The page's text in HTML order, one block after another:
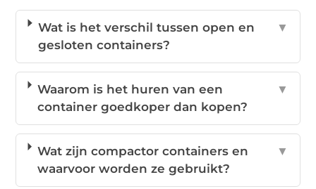
Wat is het verschil tussen open en
gesloten containers?
▼
Waarom is het huren van een
container goedkoper dan kopen?
▼
Wat zijn compactor containers en
waarvoor worden ze gebruikt?
▼